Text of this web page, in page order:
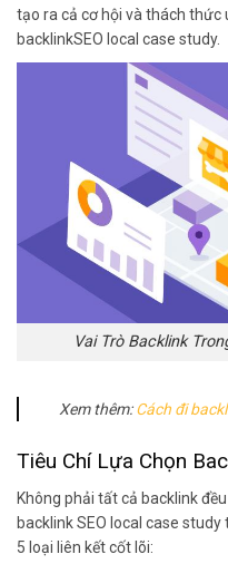
tạo ra cả cơ hội và thách thức
backlinkSEO local case study.
Vai Trò Backlink
Xem thêm:Cách đi
Tiêu Chí Lựa Chọn
Không phải tất cả backlink
backlink SEO local case
5 loại liên kết cốt lõi: